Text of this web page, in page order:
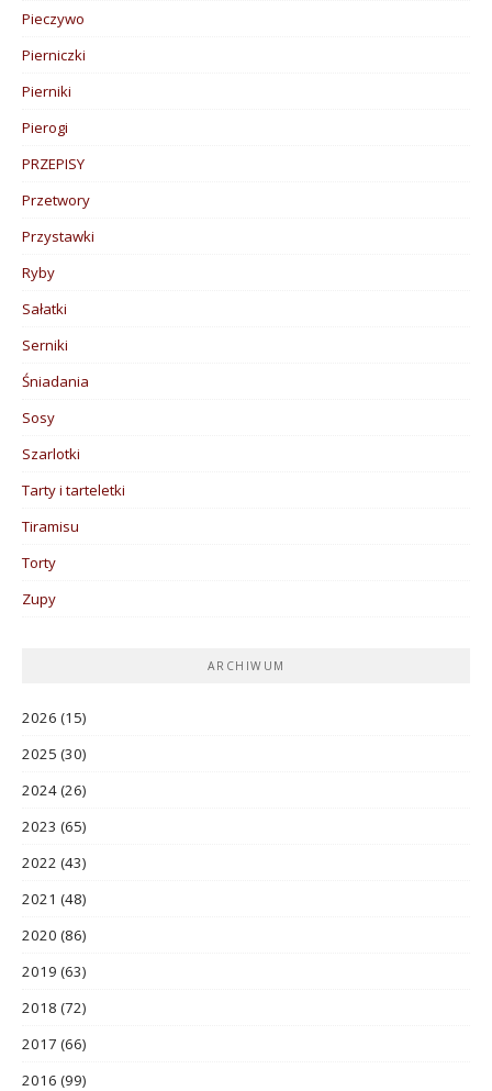
Pieczywo
Pierniczki
Pierniki
Pierogi
PRZEPISY
Przetwory
Przystawki
Ryby
Sałatki
Serniki
Śniadania
Sosy
Szarlotki
Tarty i tarteletki
Tiramisu
Torty
Zupy
ARCHIWUM
2026 (15)
2025 (30)
2024(26)
2023 (65)
2022 (43)
2021 (48)
2020 (86)
2019 (63)
2018 (72)
2017 (66)
2016 (99)